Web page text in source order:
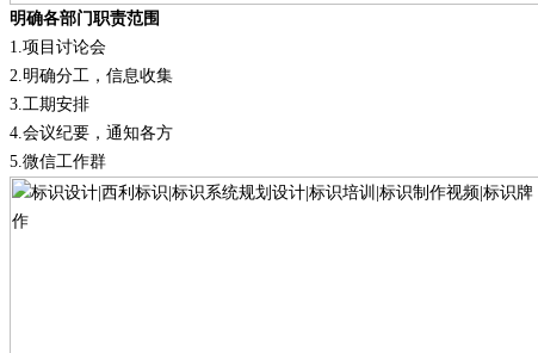
明确各部门职责范围
1. 项目讨论会
2. 明确分工，信息收集
3. 工期安排
4. 会议纪要，通知各方
5. 微信工作群